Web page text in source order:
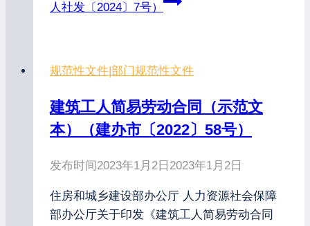
人社发〔2024〕7号）
规范性文件|部门规范性文件
建筑工人简易劳动合同（示范文
本）（建办市〔2022〕58号）
发布时间2023年1月2日 2023年1月2日
住房和城乡建设部办公厅 人力资源社会保障
部办公厅关于印发《建筑工人简易劳动合同